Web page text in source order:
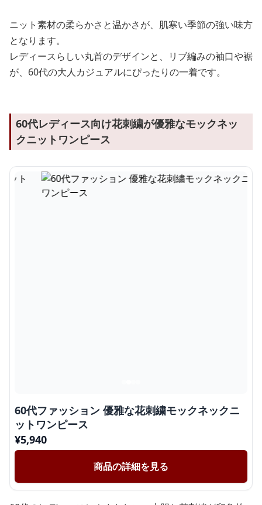
ニット素材の柔らかさと温かさが、肌寒い季節の強い味方
となります。
レディースらしい丸首のデザインと、リブ編みの袖口や裾
が、60代の大人カジュアルにぴったりの一着です。
60代レディース向け花刺繍が優雅なモックネッ
クニットワンピース
60代ファッション 優雅な花刺繍モックネックニ
ットワンピース
¥5,940
商品の詳細を見る